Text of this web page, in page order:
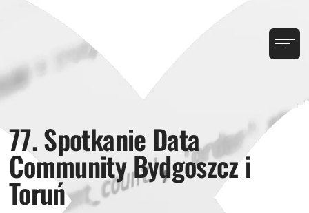
77. Spotkanie Data
Community Bydgoszcz i
Toruń